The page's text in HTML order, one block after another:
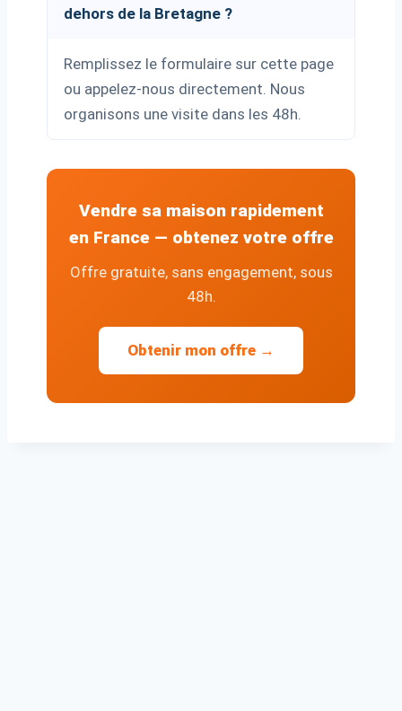
dehors de la Bretagne ?
Remplissez le formulaire sur cette page
ou appelez-nous directement. Nous
organisons une visite dans les 48h.
Vendre sa maison rapidement
en France — obtenez votre offre
Offre gratuite, sans engagement, sous
48h.
Obtenir mon offre →